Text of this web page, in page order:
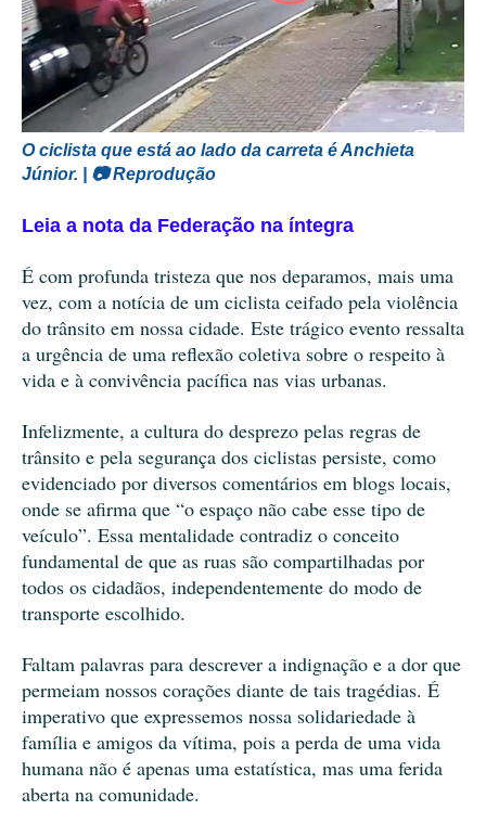
O ciclista que está ao lado da carreta é Anchieta
Júnior. | 📷 Reprodução
Leia a nota da Federação na íntegra
É com profunda tristeza que nos deparamos, mais uma
vez, com a notícia de um ciclista ceifado pela violência
do trânsito em nossa cidade. Este trágico evento ressalta
a urgência de uma reflexão coletiva sobre o respeito à
vida e à convivência pacífica nas vias urbanas.
Infelizmente, a cultura do desprezo pelas regras de
trânsito e pela segurança dos ciclistas persiste, como
evidenciado por diversos comentários em blogs locais,
onde se afirma que “o espaço não cabe esse tipo de
veículo”. Essa mentalidade contradiz o conceito
fundamental de que as ruas são compartilhadas por
todos os cidadãos, independentemente do modo de
transporte escolhido.
Faltam palavras para descrever a indignação e a dor que
permeiam nossos corações diante de tais tragédias. É
imperativo que expressemos nossa solidariedade à
família e amigos da vítima, pois a perda de uma vida
humana não é apenas uma estatística, mas uma ferida
aberta na comunidade.